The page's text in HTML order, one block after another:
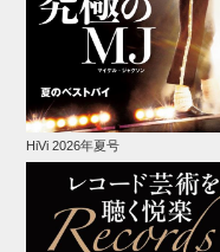
HiVi 2026年夏号